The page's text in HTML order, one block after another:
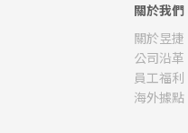
關於我們
關於昱捷
公司沿革
員工福利
海外據點